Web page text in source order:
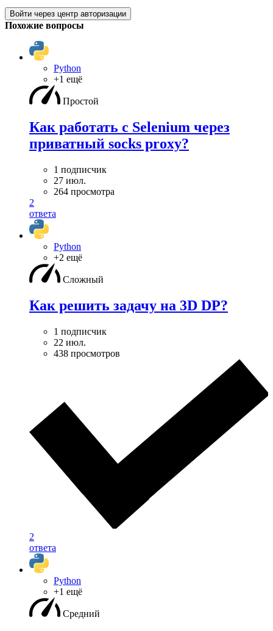
Войти через центр авторизации
Похожие вопросы
Python
+1 ещё
Простой
Как работать с Selenium через
приватный socks proxy?
1 подписчик
27 июл.
264 просмотра
2
ответа
Python
+2 ещё
Сложный
Как решить задачу на 3D DP?
1 подписчик
22 июл.
438 просмотров
2
ответа
Python
+1 ещё
Средний